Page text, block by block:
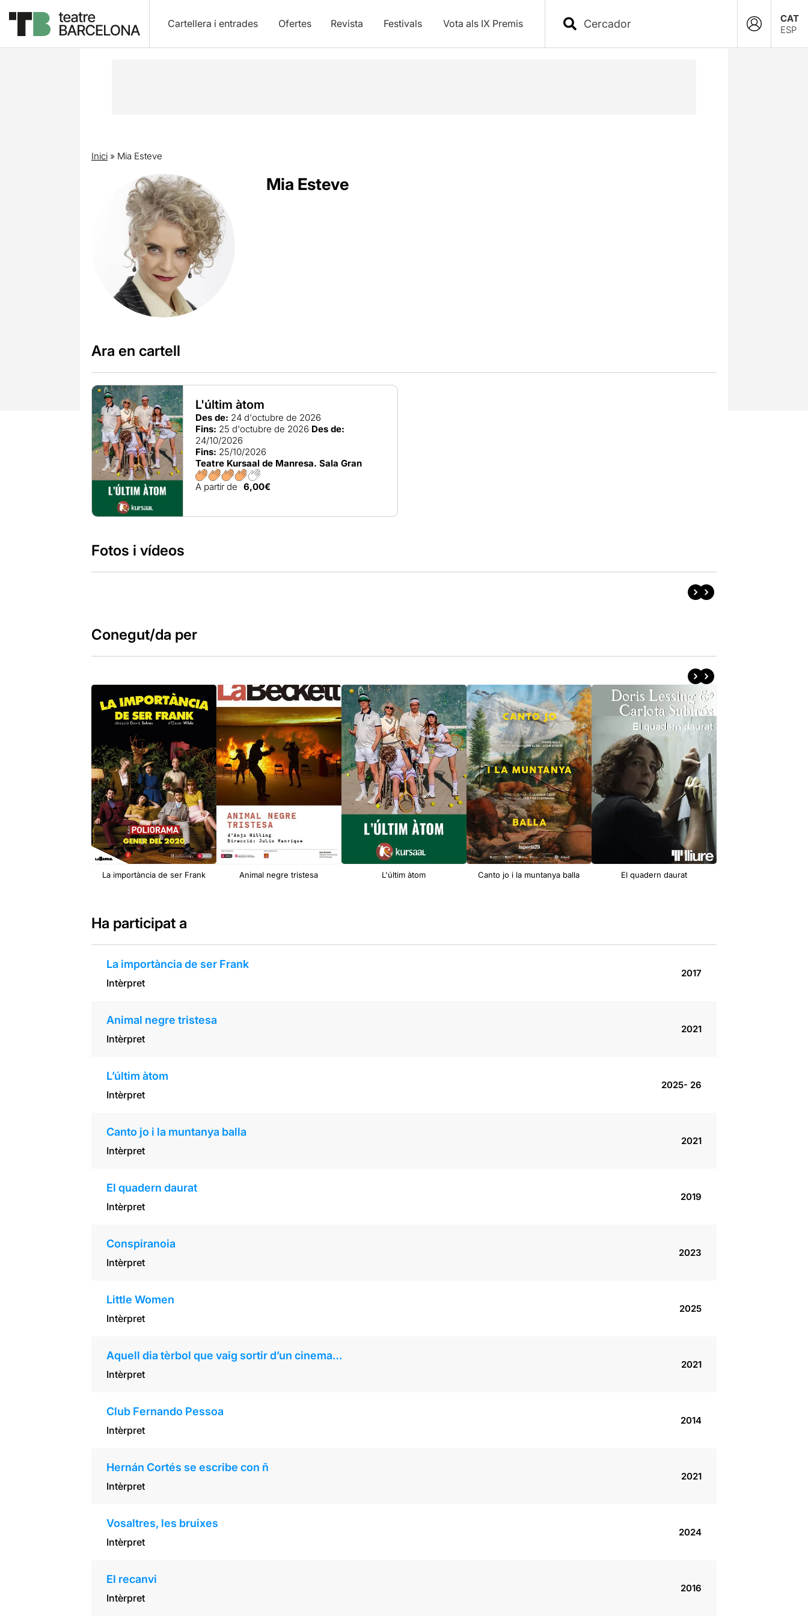
Cartellera i entrades Ofertes Revista Festivals Vota als IX Premis
CAT
ESP
Inici» Mia Esteve
Mia Esteve
Ara en cartell
L'últim àtom
Des de: 24 d'octubre de 2026
Fins: 25 d'octubre de 2026 Des de:
24/10/2026
Fins: 25/10/2026
Teatre Kursaal de Manresa. Sala Gran
A partir de 6,00€
Fotos i vídeos
Conegut/da per
La importància de ser Frank Animal negre tristesa L'últim àtom Canto jo i la muntanya balla El quadern daurat
Ha participat a
La importància de ser Frank
Intèrpret
2017
Animal negre tristesa
Intèrpret
2021
L’últim àtom
Intèrpret
2025- 26
Canto jo i la muntanya balla
Intèrpret
2021
El quadern daurat
Intèrpret
2019
Conspiranoia
Intèrpret
2023
Little Women
Intèrpret
2025
Aquell dia tèrbol que vaig sortir d’un cinema…
Intèrpret
2021
Club Fernando Pessoa
Intèrpret
2014
Hernán Cortés se escribe con ñ
Intèrpret
2021
Vosaltres, les bruixes
Intèrpret
2024
El recanvi
Intèrpret
2016